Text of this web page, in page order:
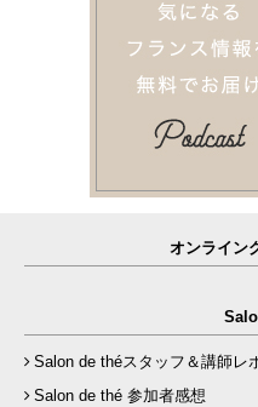
オンライン
Salon de théスタッフ＆講師レ
Salon de thé 参加者感想